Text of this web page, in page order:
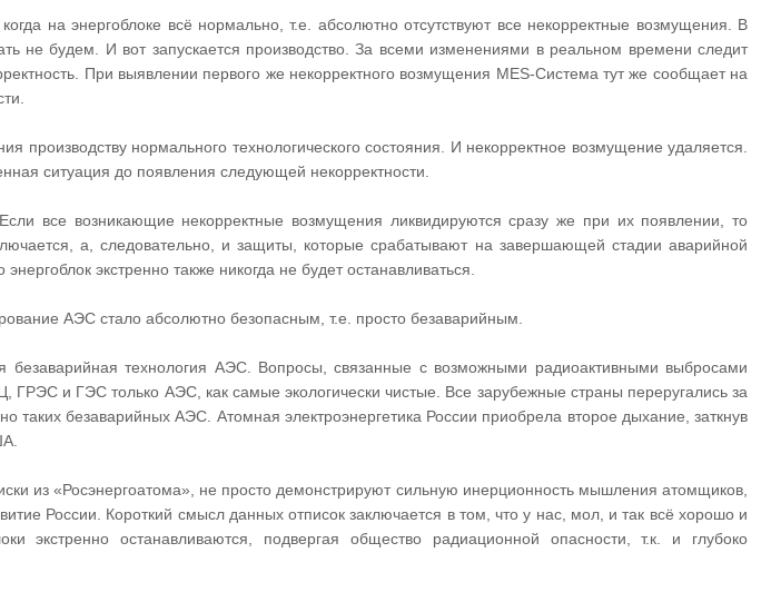
на энергоблоке всё нормально, т.е. абсолютно отсутствуют все некорректные возмущения. В
не будем. И вот запускается производство. За всеми изменениями в реальном времени следит
При выявлении первого же некорректного возмущения MES-Система тут же сообщает на
производству нормального технологического состояния. И некорректное возмущение удаляется.
ситуация до появления следующей некорректности.
все возникающие некорректные возмущения ликвидируются сразу же при их появлении, то
а, следовательно, и защиты, которые срабатывают на завершающей стадии аварийной
экстренно также никогда не будет останавливаться.
АЭС стало абсолютно безопасным, т.е. просто безаварийным.
безаварийная технология АЭС. Вопросы, связанные с возможными радиоактивными выбросами
ГРЭС и ГЭС только АЭС, как самые экологически чистые. Все зарубежные страны переругались за
таких безаварийных АЭС. Атомная электроэнергетика России приобрела второе дыхание, заткнув
из «Росэнергоатома», не просто демонстрируют сильную инерционность мышления атомщиков,
России. Короткий смысл данных отписок заключается в том, что у нас, мол, и так всё хорошо и
останавливаются, подвергая общество радиационной опасности, т.к. и глубоко